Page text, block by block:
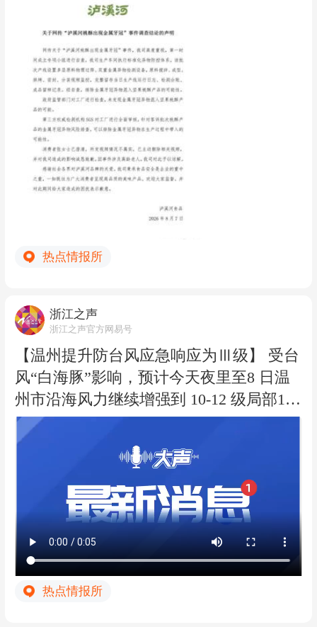
厂进行检查，未发现金属牙冠异物混入坚
果桃酥产品的可能。
第三方权威检测机构 SGS 对工厂进行全面
审核，针对客诉批次桃酥产品的金属牙冠
异物风险排查，可以排除金属牙冠异物在
生产过程中带入的可能性。 消费者张女士
已澄清，所发视频情况不属实，已主动删
除相关视频，并对我司造成的影响诚恳致
歉。因事件涉及高龄老人，我司对此予以
谅解。 此前报道：近日，有消费者反映
酥中吃出3颗金属牙冠，引发关注。 据该
内发现疑似金属牙冠异物，已进行了投
诉。目前，相关情况已引起相关部门关
注。
热点情报所
浙江之声
浙江之声官方网易号
【温州提升防台风应急响应为Ⅲ级】 受台
风“白海豚”影响，预计今天夜里至8 日温
州市沿海风力继续增强到 10-12 级局部12-
14 级，8日起温州将有大雨暴雨天气。根
据《温州市防汛防台抗旱应急预案》，经
会商研判，市防指决定于 8 月 7 日10 时起
将防台风应急响应提升为Ⅲ级，并同步提
升突发地质灾害应急响应为Ⅲ级。请各地
各部门按照市委市政府决策部署和预案要
求，及时调整应急响应，全力做好“白海
豚”台风防御工作。（浙江之声记者林璐
茗）热点情报所